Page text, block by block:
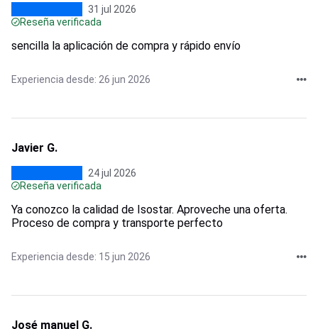
31 jul 2026
Reseña verificada
sencilla la aplicación de compra y rápido envío
Experiencia desde: 26 jun 2026
Javier G.
24 jul 2026
Reseña verificada
Ya conozco la calidad de Isostar. Aproveche una oferta.
Proceso de compra y transporte perfecto
Experiencia desde: 15 jun 2026
José manuel G.